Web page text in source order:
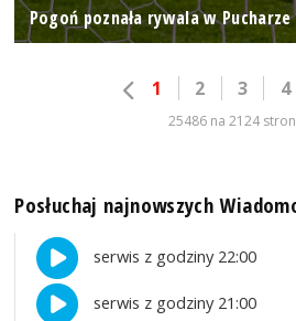
Pogoń poznała rywala w
1 2 3 4
25486 na 2124
Posłuchaj najnowszych
serwis z godziny 22:00
serwis z godziny 21:00